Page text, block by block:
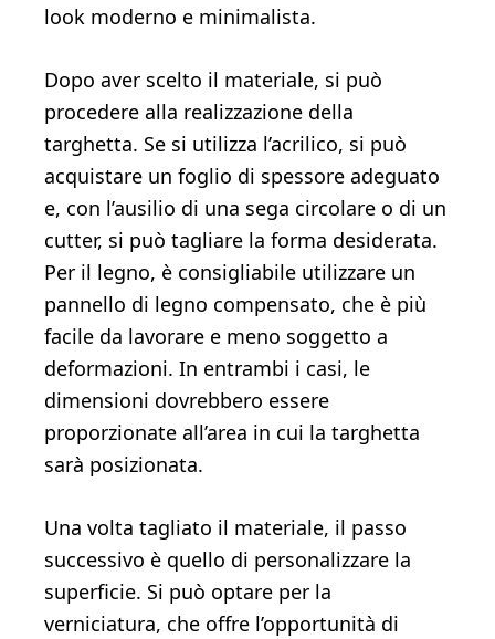
look moderno e minimalista.
Dopo aver scelto il materiale, si può
procedere alla realizzazione della
targhetta. Se si utilizza l’acrilico, si può
acquistare un foglio di spessore adeguato
e, con l’ausilio di una sega circolare o di un
cutter, si può tagliare la forma desiderata.
Per il legno, è consigliabile utilizzare un
pannello di legno compensato, che è più
facile da lavorare e meno soggetto a
deformazioni. In entrambi i casi, le
dimensioni dovrebbero essere
proporzionate all’area in cui la targhetta
sarà posizionata.
Una volta tagliato il materiale, il passo
successivo è quello di personalizzare la
superficie. Si può optare per la
verniciatura, che offre l’opportunità di